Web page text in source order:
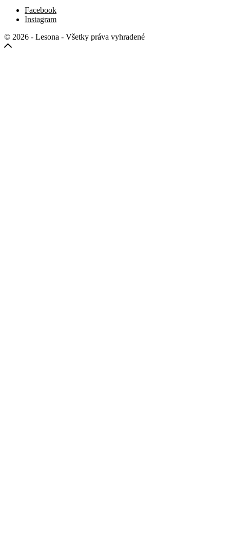
Facebook
Instagram
© 2026 - Lesona - Všetky práva vyhradené